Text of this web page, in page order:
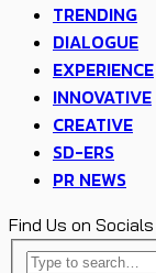
TRENDING
DIALOGUE
EXPERIENCE
INNOVATIVE
CREATIVE
SD-ERS
PR NEWS
Find Us on Socials